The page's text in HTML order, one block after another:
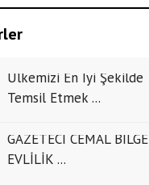
Ülkemizi En İyi Şekilde
Temsil Etmek ...
GAZETECİ CEMAL BİLGE
EVLİLİK ...